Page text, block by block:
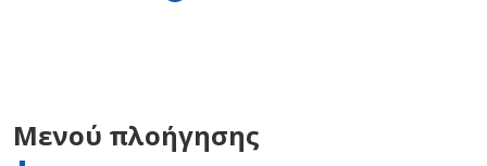
Μενού πλοήγησης